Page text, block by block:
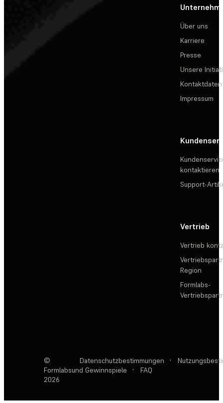
Über uns
Karriere
Presse
Unsere
Kontaktdaten
Impressum
kontaktieren
Support-
Vertrieb
Vertrieb
Region
Formlabs-
©
Formlabs
2026
Datenschutzbestimmungen ·
und Gewinnspiele
· FAQ